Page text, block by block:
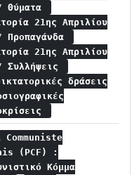
Θύματα
21ης Απριλίου
Προπαγάνδα
21ης Απριλίου
Συλλήψεις
δράσεις
(PCF) :
Κόμμα